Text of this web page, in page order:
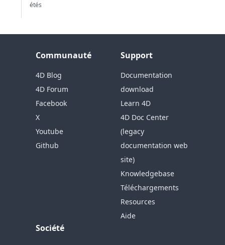
étés
Communauté
4D Blog
4D Forum
Facebook
X
Youtube
Github
Support
Documentation
download
Learn 4D
4D Doc Center
(legacy
documentation web
site)
Knowledgebase
Téléchargements
Resources
Aide
Société